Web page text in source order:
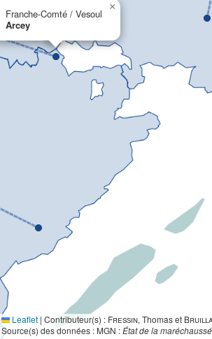
Franche-Comté / Vesoul
Arcey
×
Leaflet | Contributeur(s) : Fressin, Thomas et
Source(s) des données : MGN :État de la